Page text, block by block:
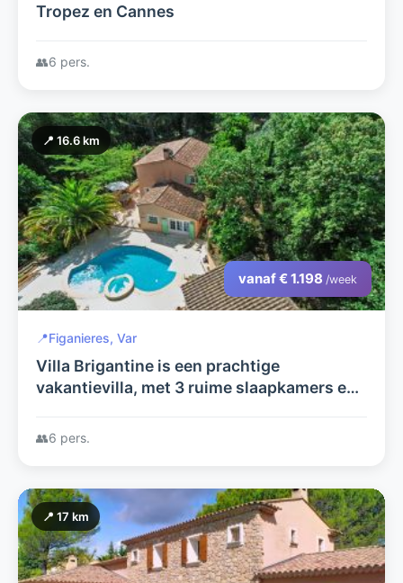
Tropez en Cannes
👥6 pers.
📍 16.6 km
vanaf € 1.198 /week
📍Figanieres, Var
Villa Brigantine is een prachtige
vakantievilla, met 3 ruime slaapkamers en
👥6 pers.
📍 17 km